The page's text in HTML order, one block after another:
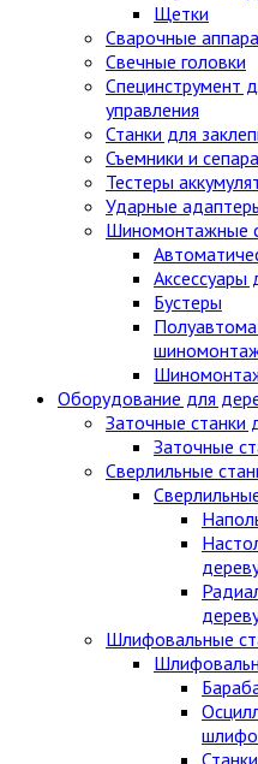
Щетки
Сварочные
Свечные головки
Специнструмент
управления
Станки для
Съемники и
Тестеры
Ударные
Шиномонтажные
Бустеры
Оборудование для
Заточные станки
Заточные
Сверлильные
Шлифовальные